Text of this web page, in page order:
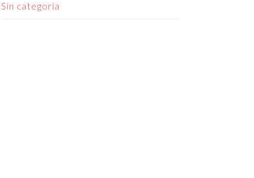
Sin categoría